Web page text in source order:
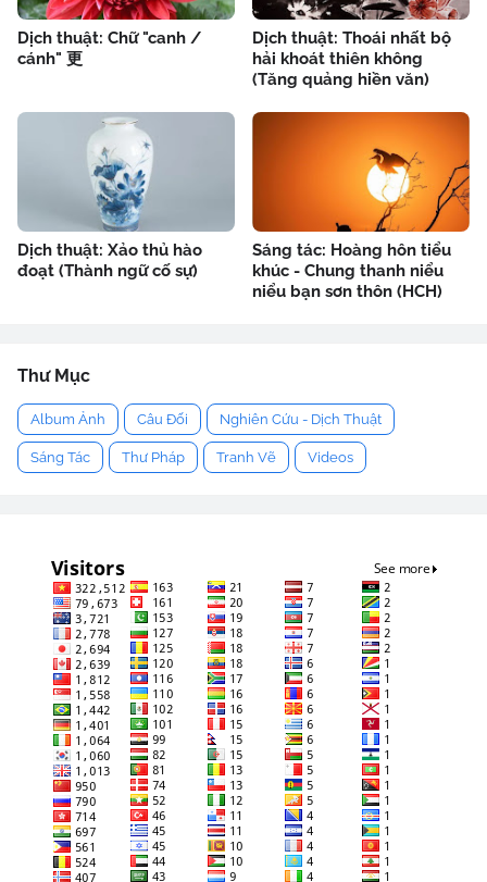
Dịch thuật: Chữ "canh /
cánh" 更
Dịch thuật: Thoái nhất bộ
hải khoát thiên không
(Tăng quảng hiền văn)
Dịch thuật: Xảo thủ hào
đoạt (Thành ngữ cố sự)
Sáng tác: Hoàng hôn tiểu
khúc - Chung thanh niểu
niểu bạn sơn thôn (HCH)
Thư Mục
Album Ảnh Câu Đối Nghiên Cứu - Dịch Thuật
Sáng Tác Thư Pháp Tranh Vẽ Videos